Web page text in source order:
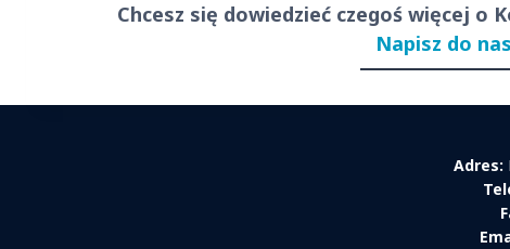
Chcesz się dowiedzieć czegoś więcej o
Napisz do
Adres: